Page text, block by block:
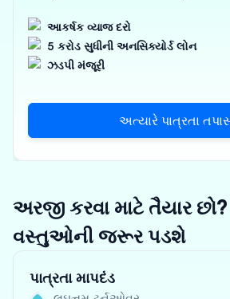
આકર્ષક વ્યાજ દરો
5 કરોડ સુધીની અનસિક્યોર્ડ લોન
ઝડપી મંજૂરી
અત્યારે પાત્રતા
અરજી કરવા માટે તૈયાર
વસ્તુઓની જરૂર પડશે
પાત્રતા માપદંડ